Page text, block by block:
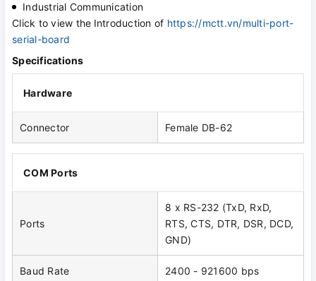
Industrial Communication
Click to view the Introduction of https://mctt.vn/multi-port-
serial-board
Specifications
Hardware
Connector Female DB-62
COM Ports
Ports
8 x RS-232 (TxD, RxD,
RTS, CTS, DTR, DSR, DCD,
GND)
Baud Rate 2400 - 921600 bps